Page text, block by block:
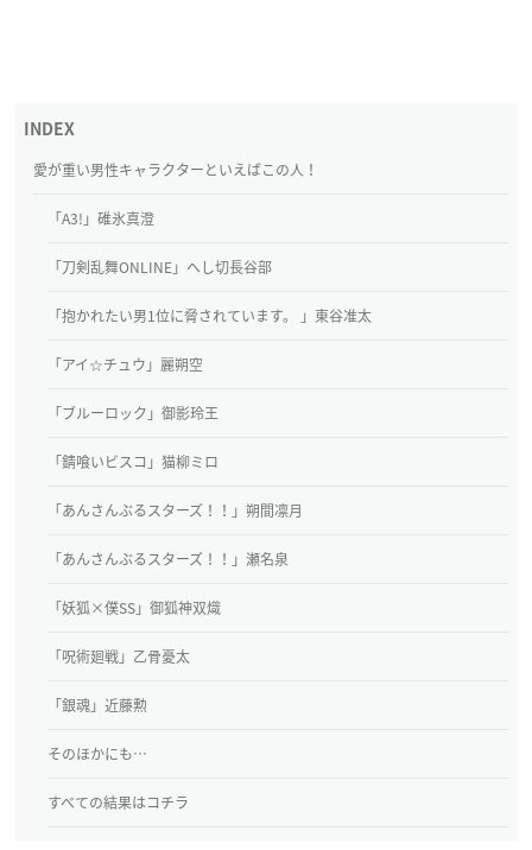
愛が重い男性キャラクターといえばこの人！
「A3!」碓氷真澄
「刀剣乱舞ONLINE」へし切長谷部
「抱かれたい男1位に脅されています。 」東谷准太
「アイ☆チュウ」麗朔空
「ブルーロック」御影玲王
「錆喰いビスコ」猫柳ミロ
「あんさんぶるスターズ！！」朔間凛月
「あんさんぶるスターズ！！」瀬名泉
「妖狐×僕SS」御狐神双熾
「呪術廻戦」乙骨憂太
「銀魂」近藤勲
そのほかにも…
すべての結果はコチラ